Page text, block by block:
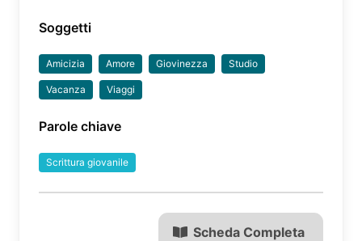
Soggetti
Amicizia Amore Giovinezza Studio
Vacanza Viaggi
Parole chiave
Scrittura giovanile
Scheda Completa